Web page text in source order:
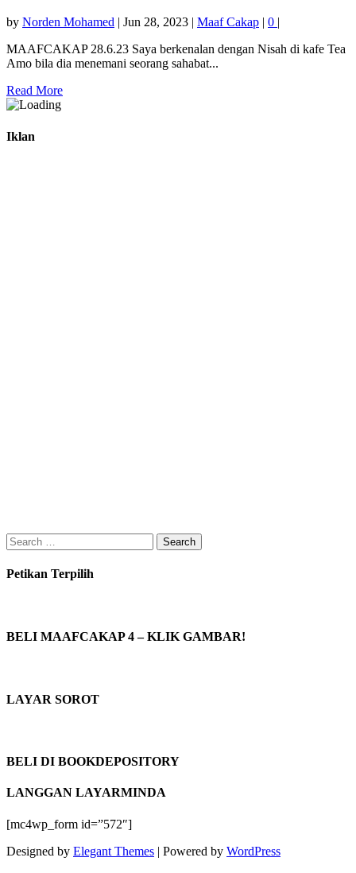
by Norden Mohamed | Jun 28, 2023 | Maaf Cakap | 0 |
MAAFCAKAP 28.6.23 Saya berkenalan dengan Nisah di kafe Tea
Amo bila dia menemani seorang sahabat...
Read More
Iklan
Search
for:
Petikan Terpilih
BELI MAAFCAKAP 4 – KLIK GAMBAR!
LAYAR SOROT
BELI DI BOOKDEPOSITORY
LANGGAN LAYARMINDA
[mc4wp_form id=”572″]
Designed by Elegant Themes | Powered by WordPress